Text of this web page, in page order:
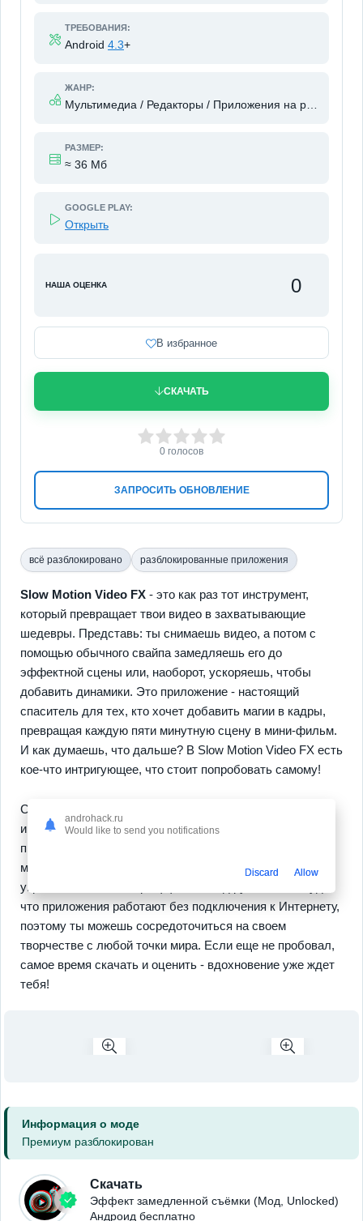
ТРЕБОВАНИЯ:
Android 4.3+
ЖАНР:
РАЗМЕР:
≈ 36 Мб
GOOGLE PLAY:
Открыть
НАША ОЦЕНКА 0
В избранное
СКАЧАТЬ
ЗАПРОСИТЬ ОБНОВЛЕНИЕ
3 4 5
0 голосов
всё разблокировано разблокированные приложения
Slow Motion Video FX - это как раз тот инструмент,
который превращает твои видео в захватывающие
шедевры. Представь: ты снимаешь видео, а потом с
помощью обычного свайпа замедляешь его до
эффектной сцены или, наоборот, ускоряешь, чтобы
добавить динамики. Это приложение - настоящий
спаситель для тех, кто хочет добавить магии в кадры,
превращая каждую пяти минутную сцену в мини-фильм.
И как думаешь, что дальше? В Slow Motion Video FX есть
кое-что интригующее, что стоит попробовать самому!
Среди главных фишек можно выделить его простоту и
интуитивность. Даже если ты впервые берешь это
приложение в руки, через пару мгновений станешь
мастером редактирования. И да, тут можно еще и видео
украшать - весь набор эффектов под рукой! Не забудь,
что приложения работают без подключения к Интернету,
поэтому ты можешь сосредоточиться на своем
творчестве с любой точки мира. Если еще не пробовал,
самое время скачать и оценить - вдохновение уже ждет
тебя!
Информация о моде
Премиум разблокирован
Скачать
Эффект замедленной съёмки (Мод, Unlocked)
Андроид бесплатно
androhack.ru
Would like to send you notifications
Discard Allow